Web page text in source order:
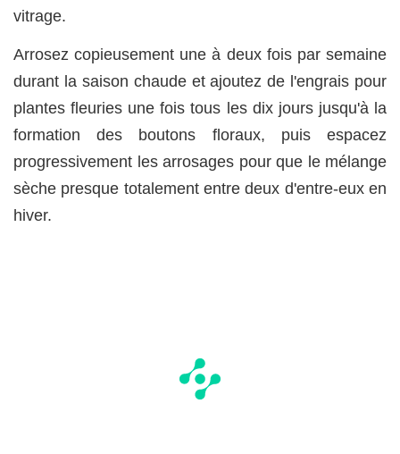
vitrage.
Arrosez copieusement une à deux fois par semaine
durant la saison chaude et ajoutez de l'engrais pour
plantes fleuries une fois tous les dix jours jusqu'à la
formation des boutons floraux, puis espacez
progressivement les arrosages pour que le mélange
sèche presque totalement entre deux d'entre-eux en
hiver.